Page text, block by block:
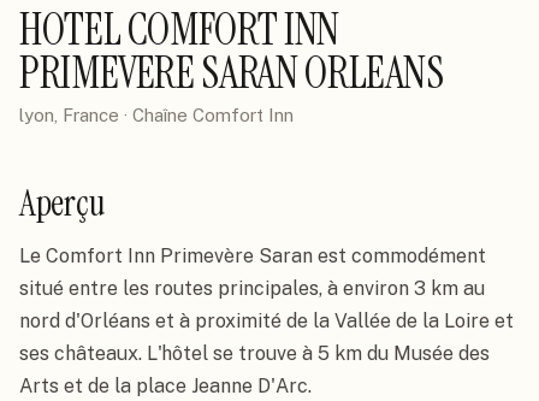
HOTEL COMFORT INN
PRIMEVERE SARAN ORLEANS
lyon, France · Chaîne Comfort Inn
Aperçu
Le Comfort Inn Primevère Saran est commodément
situé entre les routes principales, à environ 3 km au
nord d'Orléans et à proximité de la Vallée de la Loire et
ses châteaux. L'hôtel se trouve à 5 km du Musée des
Arts et de la place Jeanne D'Arc.